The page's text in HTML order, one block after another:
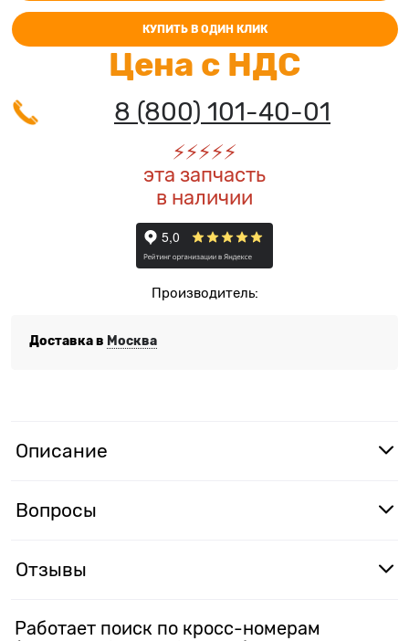
КУПИТЬ В ОДИН КЛИК
Цена с НДС
8 (800) 101-40-01
⚡️⚡️⚡️⚡️⚡️
эта запчасть
в наличии
Производитель:
Доставка в Москва
Описание
Вопросы
Отзывы
Работает поиск по кросс-номерам